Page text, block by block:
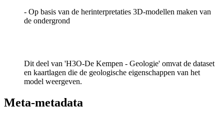
- Op basis van de herinterpretaties 3D-modellen maken van
de ondergrond
Dit deel van 'H3O-De Kempen - Geologie' omvat de dataset
en kaartlagen die de geologische eigenschappen van het
model weergeven.
Meta-metadata